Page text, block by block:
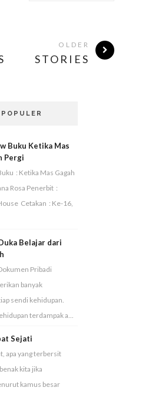
OLDER
STORIES
Buku Ketika Mas
Pergi
: Ketika Mas Gagah
Rosa Penerbit :
Cetakan : Ke-16,
Belajar dari
Pribadi
banyak
sendi kehidupan.
terdampak a...
Sejati
apa yang terbersit
kita jika
kamus besar